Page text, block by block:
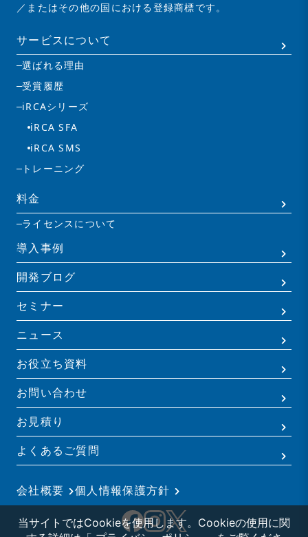
／またはその他の国における登録商標です。
サービスについて
選ばれる理由
受賞履歴
iRCAシリーズ
iRCA SFA
iRCA SMS
トレーニング
料金
ライセンスについて
導入事例
開発ブログ
セミナー
ニュース
お役立ち資料
お問い合わせ
お見積り
よくあるご質問
会社概要 個人情報保護方針
当サイトではCookieを使用します。Cookieの使用に関